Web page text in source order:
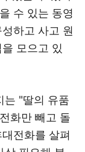
수 있는 동영
하고 사고 원
모으고 있
는 "딸의 유품
화만 빼고 돌
전화를 살펴